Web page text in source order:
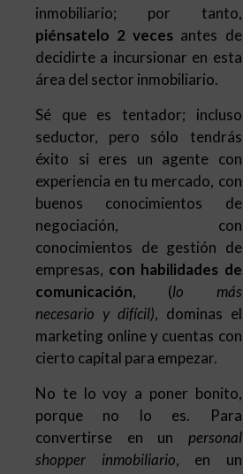
Sé que es tentador; incluso
seductor, pero sólo tendrás
éxito si eres un agente con
experiencia en tu mercado, con
negociación, con
conocimientos de gestión de
empresas, con habilidades de
comunicación , (lo más
necesario y difícil), dominas el
marketing online y cuentas con
cierto capital para empezar.
No te lo voy a poner bonito,
porque no lo es. Para
convertirse en unpersonal
shopper inmobiliario, en un
exclusivamente para el
comprador, guiándole durante
todo el proceso de búsqueda y
compra de cualquier activo